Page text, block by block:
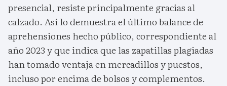
presencial, resiste principalmente gracias al
calzado. Así lo demuestra el último balance de
aprehensiones hecho público, correspondiente al
año 2023 y que indica que las zapatillas plagiadas
han tomado ventaja en mercadillos y puestos,
incluso por encima de bolsos y complementos.